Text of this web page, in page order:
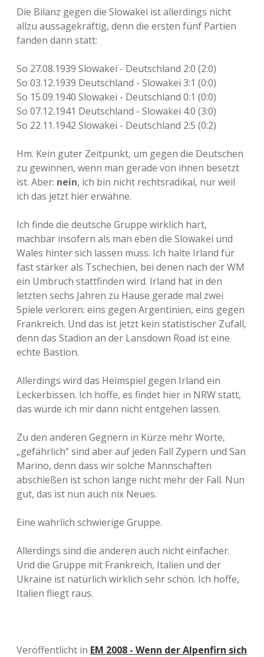
Die Bilanz gegen die Slowakei ist allerdings nicht
allzu aussagekräftig, denn die ersten fünf Partien
fanden dann statt:
So 27.08.1939 Slowakei - Deutschland 2:0 (2:0)
So 03.12.1939 Deutschland - Slowakei 3:1 (0:0)
So 15.09.1940 Slowakei - Deutschland 0:1 (0:0)
So 07.12.1941 Deutschland - Slowakei 4:0 (3:0)
So 22.11.1942 Slowakei - Deutschland 2:5 (0:2)
Hm. Kein guter Zeitpunkt, um gegen die Deutschen
zu gewinnen, wenn man gerade von ihnen besetzt
ist. Aber: nein, ich bin nicht rechtsradikal, nur weil
ich das jetzt hier erwähne.
Ich finde die deutsche Gruppe wirklich hart,
machbar insofern als man eben die Slowakei und
Wales hinter sich lassen muss. Ich halte Irland für
fast stärker als Tschechien, bei denen nach der WM
ein Umbruch stattfinden wird. Irland hat in den
letzten sechs Jahren zu Hause gerade mal zwei
Spiele verloren: eins gegen Argentinien, eins gegen
Frankreich. Und das ist jetzt kein statistischer Zufall,
denn das Stadion an der Lansdown Road ist eine
echte Bastion.
Allerdings wird das Heimspiel gegen Irland ein
Leckerbissen. Ich hoffe, es findet hier in NRW statt,
das würde ich mir dann nicht entgehen lassen.
Zu den anderen Gegnern in Kürze mehr Worte,
„gefährlich“ sind aber auf jeden Fall Zypern und San
Marino, denn dass wir solche Mannschaften
abschießen ist schon lange nicht mehr der Fall. Nun
gut, das ist nun auch nix Neues.
Eine wahrlich schwierige Gruppe.
Allerdings sind die anderen auch nicht einfacher.
Und die Gruppe mit Frankreich, Italien und der
Ukraine ist natürlich wirklich sehr schön. Ich hoffe,
Italien fliegt raus.
Veröffentlicht in EM 2008 - Wenn der Alpenfirn sich